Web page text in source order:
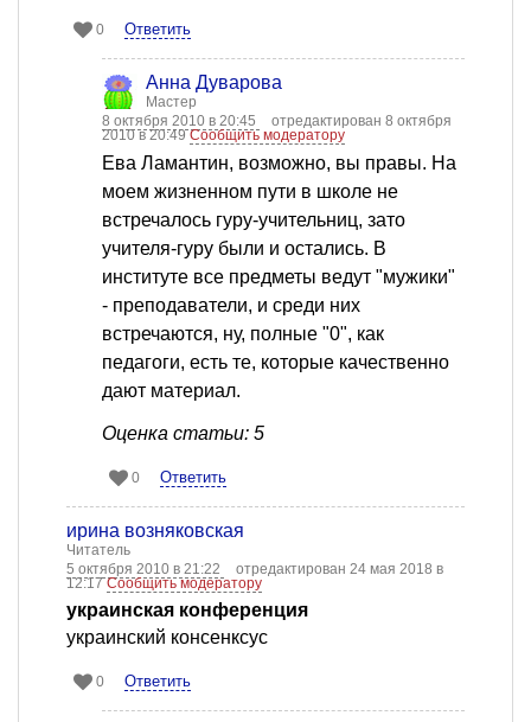
0 Ответить
Анна Дуварова
Мастер
8 октября 2010 в 20:45
отредактирован 8 октября
2010 в 20:49Сообщить модератору
Ева Ламантин, возможно, вы правы. На
моем жизненном пути в школе не
встречалось гуру-учительниц, зато
учителя-гуру были и остались. В
институте все предметы ведут "мужики"
- преподаватели, и среди них
встречаются, ну, полные "0", как
педагоги, есть те, которые качественно
дают материал.
Оценка статьи: 5
0 Ответить
ирина возняковская
Читатель
5 октября 2010 в 21:22
отредактирован 24 мая 2018 в
12:17Сообщить модератору
украинская конференция
украинский консенксус
0 Ответить